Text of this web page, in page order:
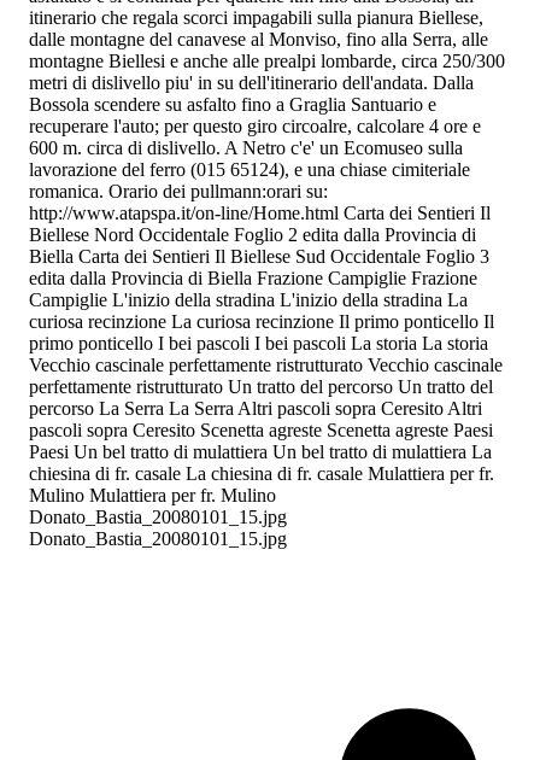
itinerario che regala scorci impagabili sulla pianura Biellese,
dalle montagne del canavese al Monviso, fino alla Serra, alle
montagne Biellesi e anche alle prealpi lombarde, circa 250/300
metri di dislivello piu' in su dell'itinerario dell'andata. Dalla
Bossola scendere su asfalto fino a Graglia Santuario e
recuperare l'auto; per questo giro circoalre, calcolare 4 ore e
600 m. circa di dislivello. A Netro c'e' un Ecomuseo sulla
lavorazione del ferro (015 65124), e una chiase cimiteriale
romanica. Orario dei pullmann:orari su:
http://www.atapspa.it/on-line/Home.html Carta dei Sentieri Il
Biellese Nord Occidentale Foglio 2 edita dalla Provincia di
Biella Carta dei Sentieri Il Biellese Sud Occidentale Foglio 3
edita dalla Provincia di Biella Frazione Campiglie Frazione
Campiglie L'inizio della stradina L'inizio della stradina La
curiosa recinzione La curiosa recinzione Il primo ponticello Il
primo ponticello I bei pascoli I bei pascoli La storia La storia
Vecchio cascinale perfettamente ristrutturato Vecchio cascinale
perfettamente ristrutturato Un tratto del percorso Un tratto del
percorso La Serra La Serra Altri pascoli sopra Ceresito Altri
pascoli sopra Ceresito Scenetta agreste Scenetta agreste Paesi
Paesi Un bel tratto di mulattiera Un bel tratto di mulattiera La
chiesina di fr. casale La chiesina di fr. casale Mulattiera per fr.
Mulino Mulattiera per fr. Mulino
Donato_Bastia_20080101_15.jpg
Donato_Bastia_20080101_15.jpg